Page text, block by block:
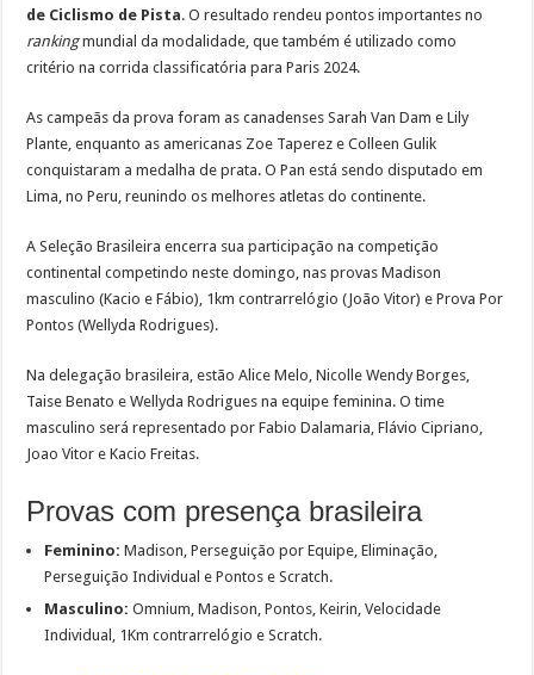
de Ciclismo de Pista. O resultado rendeu pontos importantes no
rankingmundial da modalidade, que também é utilizado como
critério na corrida classificatória para Paris 2024.
As campeãs da prova foram as canadenses Sarah Van Dam e Lily
Plante, enquanto as americanas Zoe Taperez e Colleen Gulik
conquistaram a medalha de prata. O Pan está sendo disputado em
Lima, no Peru, reunindo os melhores atletas do continente.
A Seleção Brasileira encerra sua participação na competição
continental competindo neste domingo, nas provas Madison
masculino (Kacio e Fábio), 1km contrarrelógio (João Vitor) e Prova Por
Pontos (Wellyda Rodrigues).
Na delegação brasileira, estão Alice Melo, Nicolle Wendy Borges,
Taise Benato e Wellyda Rodrigues na equipe feminina. O time
masculino será representado por Fabio Dalamaria, Flávio Cipriano,
Joao Vitor e Kacio Freitas.
Provas com presença brasileira
Feminino: Madison, Perseguição por Equipe, Eliminação,
Perseguição Individual e Pontos e Scratch.
Masculino: Omnium, Madison, Pontos, Keirin, Velocidade
Individual, 1Km contrarrelógio e Scratch.